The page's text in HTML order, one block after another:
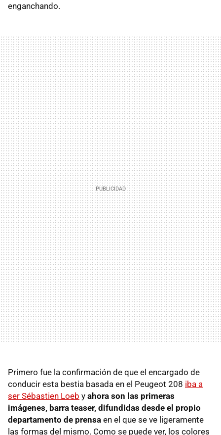
enganchando.
Primero fue la confirmación de que el encargado de
conducir esta bestia basada en el Peugeot 208 iba a
ser Sébastien Loeb y ahora son las primeras
imágenes, barra teaser, difundidas desde el propio
departamento de prensa en el que se ve ligeramente
las formas del mismo. Como se puede ver, los colores